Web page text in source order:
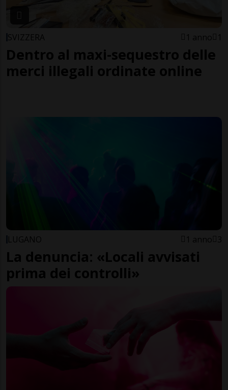
SVIZZERA 1 anno 1
Dentro al maxi-sequestro delle
merci illegali ordinate online
LUGANO 1 anno 3
La denuncia: «Locali avvisati
prima dei controlli»